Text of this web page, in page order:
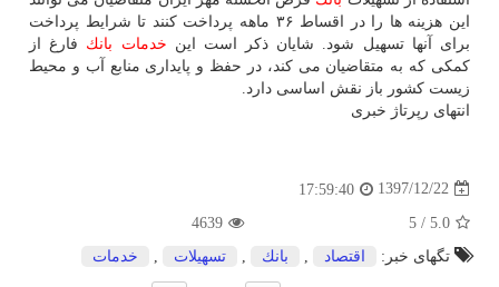
این هزینه ها را در اقساط ۳۶ ماهه پرداخت كنند تا شرایط پرداخت
برای آنها تسهیل شود. شایان ذكر است این خدمات بانك فارغ از
كمكی كه به متقاضیان می كند، در حفظ و پایداری منابع آب و محیط
زیست كشور باز نقش اساسی دارد.
انتهای رپرتاژ خبری
1397/12/22
17:59:40
5.0
/
5
4639
تگهای خبر:
اقتصاد بانك تسهیلات خدمات